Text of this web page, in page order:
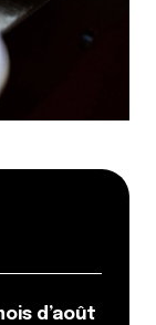
d’août